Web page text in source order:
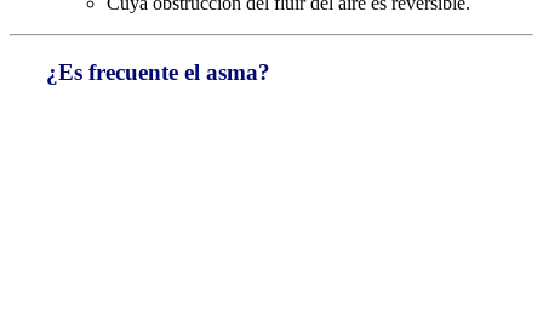
¿Es frecuente el asma?